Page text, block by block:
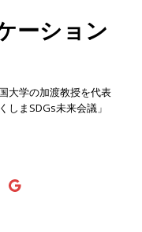
ーション
大学の加渡教授を代表
しまSDGs未来会議」